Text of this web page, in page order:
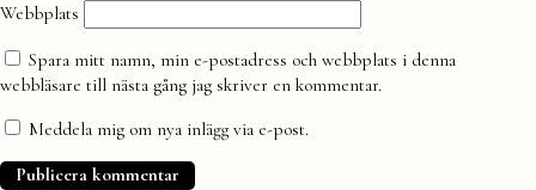
Webbplats
Spara mitt namn, min e-postadress och webbplats i denna
webbläsare till nästa gång jag skriver en kommentar.
Meddela mig om nya inlägg via e-post.